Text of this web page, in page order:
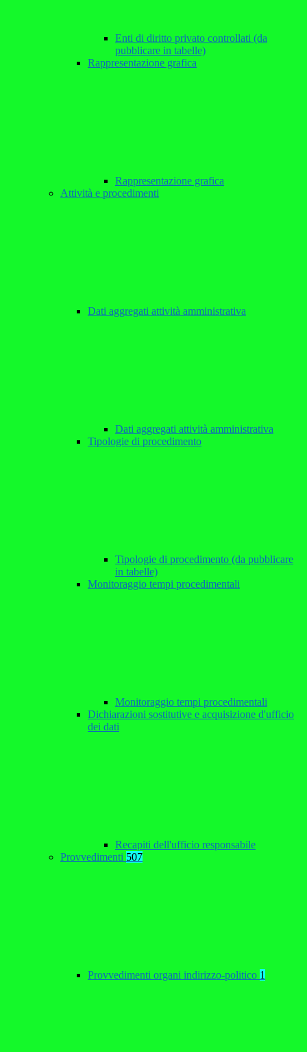
Enti di diritto privato controllati (da
pubblicare in tabelle)
Rappresentazione grafica
Rappresentazione grafica
Attività e procedimenti
Dati aggregati attività amministrativa
Dati aggregati attività amministrativa
Tipologie di procedimento
Tipologie di procedimento (da pubblicare
in tabelle)
Monitoraggio tempi procedimentali
Monitoraggio tempi procedimentali
Dichiarazioni sostitutive e acquisizione d'ufficio
dei dati
Recapiti dell'ufficio responsabile
Provvedimenti 507
Provvedimenti organi indirizzo-politico 1